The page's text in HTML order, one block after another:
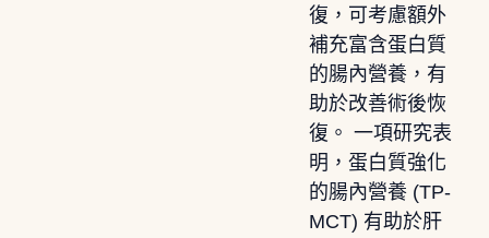
復，可考慮額外
補充富含蛋白質
的腸內營養，有
助於改善術後恢
復。 一項研究表
明，蛋白質強化
的腸內營養 (TP-
MCT) 有助於肝